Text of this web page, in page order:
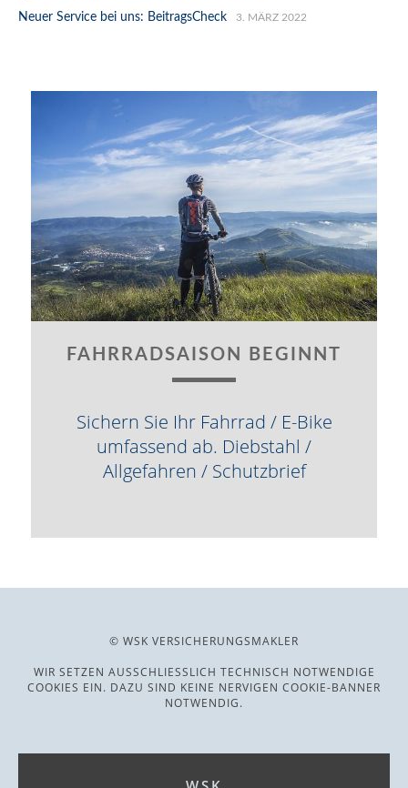
Neuer Service bei uns: BeitragsCheck 3. MÄRZ 2022
FAHRRADSAISON BEGINNT
Sichern Sie Ihr Fahrrad / E-Bike
umfassend ab. Diebstahl /
Allgefahren / Schutzbrief
© WSK VERSICHERUNGSMAKLER
WIR SETZEN AUSSCHLIESSLICH TECHNISCH NOTWENDIGE C
OOKIES EIN. DAZU SIND KEINE NERVIGEN COOKIE-BANNER N
OTWENDIG.